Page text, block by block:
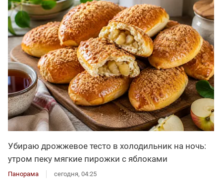
Убираю дрожжевое тесто в холодильник на ночь:
утром пеку мягкие пирожки с яблоками
Панорама сегодня, 04:25